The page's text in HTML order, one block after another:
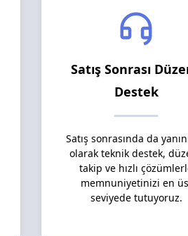
Satış Sonrası
Destek
Satış sonrasında da
olarak teknik destek,
takip ve hızlı
memnuniyetinizi en
seviyede tutuyoruz.